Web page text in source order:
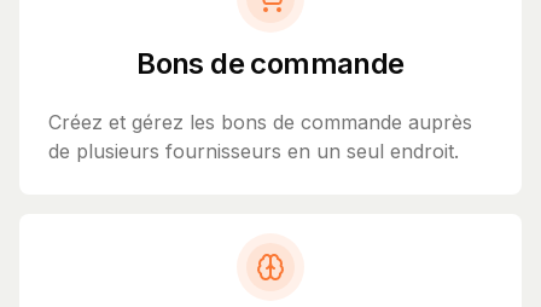
Bons de commande
Créez et gérez les bons de commande auprès
de plusieurs fournisseurs en un seul endroit.